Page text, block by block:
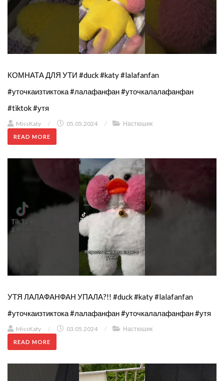
КОМНАТА ДЛЯ УТИ #duck #katy #lalafanfan
#уточкаизтиктока #лалафанфан #уточкалалафанфан
#tiktok #утя
MissKaty / 05.05.2024 / Настюшик
READ MORE
УТЯ ЛАЛАФАНФАН УПАЛА?!! #duck #katy #lalafanfan
#уточкаизтиктока #лалафанфан #уточкалалафанфан #утя
MissKaty / 03.05.2024 / Настюшик
READ MORE